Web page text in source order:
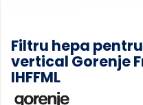
Accesorii Electrocasnice
Filtre Purificatoare Aer
Accesorii Piese Aer
Filtru hepa
vertical Gorenje
IHFFML